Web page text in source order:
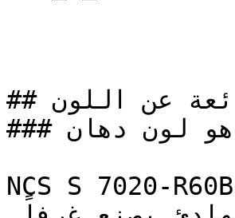
## أسئلة شائعة عن اللون
### ما هو لون دهان NCS S 7020-R60B بالتحديد؟
NCS S 7020-R60B هو البنفسجي المخصص للمشاريع